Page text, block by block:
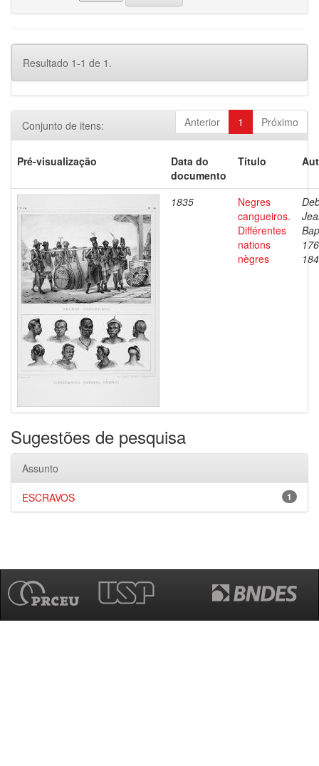
Resultado 1-1 de 1.
Anterior 1 Próximo
Conjunto de itens:
Pré-visualização
Data do
documento
Título
1835
Negres
cangueiros.
Différentes
nations
nègres
Sugestões de pesquisa
Assunto
1
ESCRAVOS